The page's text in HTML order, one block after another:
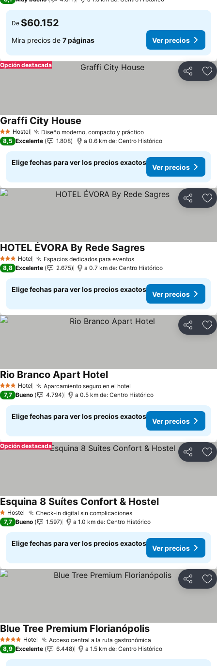
De $60.152
Mira precios de 7 páginas Ver precios
Compartir
Opción destacada
2 Estrellas
Hostel Diseño moderno, compacto y prácticoVer precios
Graffi City House
8,5 Excelente 1.808 a 0.6 km de: Centro Histórico
Elige fechas para ver los precios exactos
Ver precios
Compartir
3 Estrellas
Hotel Espacios dedicados para eventosVer precios
HOTEL ÉVORA By Rede SagresVer precios
8,8 Excelente 2.675 a 0.7 km de: Centro Histórico
Elige fechas para ver los precios exactos
Ver precios
Compartir
3 Estrellas
Hotel Aparcamiento seguro en el hotel
Rio Branco Apart HotelVer precios
7,7 Bueno 4.794 a 0.5 km de: Centro Histórico
Elige fechas para ver los precios exactos
Ver precios
Compartir
Opción destacada
1 Estrellas
Hostel Check-in digital sin complicacionesVer precios
Esquina 8 Suítes Confort & HostelVer precios
7,7 Bueno 1.597 a 1.0 km de: Centro Histórico
Elige fechas para ver los precios exactos
Ver precios
Compartir
4 EstrellasHotel Acceso central a la ruta gastronómica
Blue Tree Premium FlorianópolisVer precios
8,9 Excelente 6.448 a 1.5 km de: Centro Histórico